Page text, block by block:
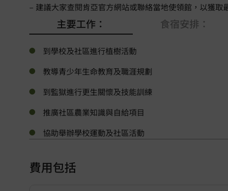
– 建議大家查閱肯亞官方網站或聯絡當地使領館，以獲取
主要工作： 食宿安排：
到學校及社區進行植樹活動
教導青少年生命教育及職涯規劃
到監獄進行更生關懷及技能訓練
推廣社區農業知識與自給項目
協助舉辦學校運動及社區活動
費用包括